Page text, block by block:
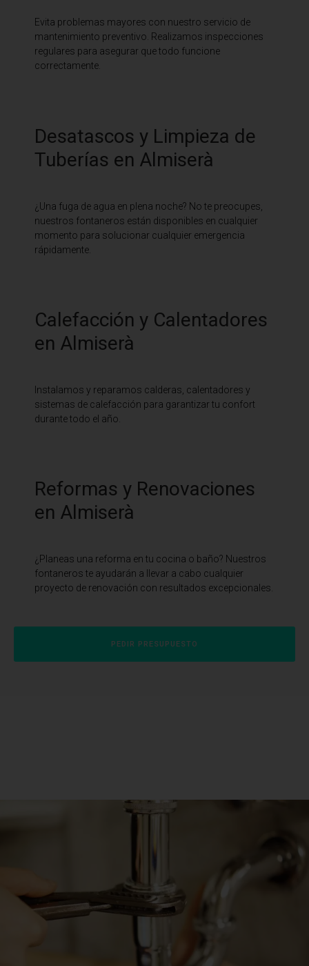
Evita problemas mayores con nuestro servicio de
mantenimiento preventivo. Realizamos inspecciones
regulares para asegurar que todo funcione
correctamente.
Desatascos y Limpieza de
Tuberías en Almiserà
¿Una fuga de agua en plena noche? No te preocupes,
nuestros fontaneros están disponibles en cualquier
momento para solucionar cualquier emergencia
rápidamente.
Calefacción y Calentadores
en Almiserà
Instalamos y reparamos calderas, calentadores y
sistemas de calefacción para garantizar tu confort
durante todo el año.
Reformas y Renovaciones
en Almiserà
¿Planeas una reforma en tu cocina o baño? Nuestros
fontaneros te ayudarán a llevar a cabo cualquier
proyecto de renovación con resultados excepcionales.
PEDIR PRESUPUESTO